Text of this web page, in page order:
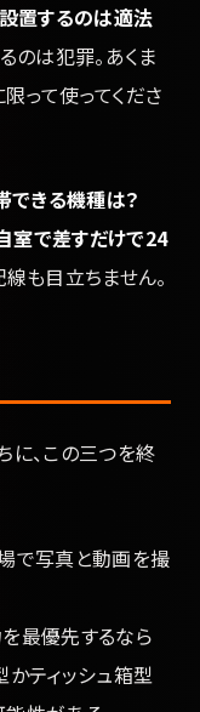
置するのは適法
のは犯罪。あくま
って使ってくださ
きる機種は？
室で差すだけで24
も目立ちません。
に、この三つを終
で写真と動画を撮
最優先するなら
ティッシュ箱型